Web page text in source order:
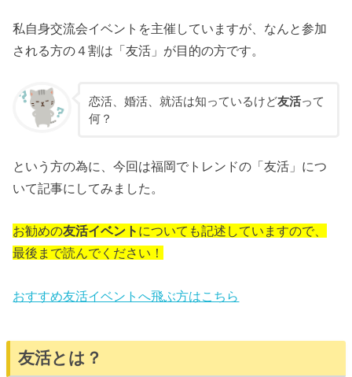
私自身交流会イベントを主催していますが、なんと参加
される方の４割は「友活」が目的の方です。
恋活、婚活、就活は知っているけど友活って
何？
という方の為に、今回は福岡でトレンドの「友活」につ
いて記事にしてみました。
お勧めの友活イベント についても記述していますので、
最後まで読んでください！
おすすめ友活イベントへ飛ぶ方はこちら
友活とは？